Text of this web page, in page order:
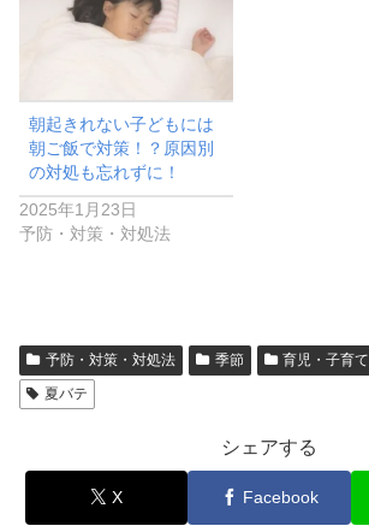
朝起きれない子どもには
朝ご飯で対策！？原因別
の対処も忘れずに！
2025年1月23日
予防・対策・対処法
予防・対策・対処法 季節 育児・子育て
夏バテ
シェアする
X Facebook